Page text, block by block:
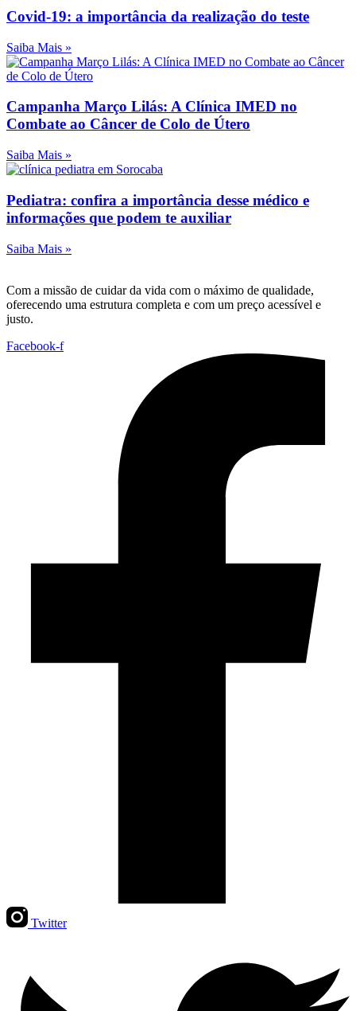
Covid-19: a importância da realização do teste
Saiba Mais »
Campanha Março Lilás: A Clínica IMED no
Combate ao Câncer de Colo de Útero
Saiba Mais »
Pediatra: confira a importância desse médico e
informações que podem te auxiliar
Saiba Mais »
Com a missão de cuidar da vida com o máximo de qualidade,
oferecendo uma estrutura completa e com um preço acessível e
justo.
Facebook-f
Twitter